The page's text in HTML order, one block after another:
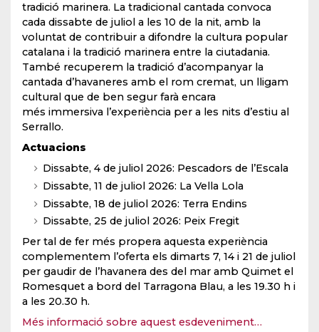
tradició marinera. La tradicional cantada convoca
cada dissabte de juliol a les 10 de la nit, amb la
voluntat de contribuir a difondre la cultura popular
catalana i la tradició marinera entre la ciutadania.
També recuperem la tradició d’acompanyar la
cantada d’havaneres amb el rom cremat, un lligam
cultural que de ben segur farà encara
més immersiva l’experiència per a les nits d’estiu al
Serrallo.
Actuacions
Dissabte, 4 de juliol 2026: Pescadors de l’Escala
Dissabte, 11 de juliol 2026: La Vella Lola
Dissabte, 18 de juliol 2026: Terra Endins
Dissabte, 25 de juliol 2026: Peix Fregit
Per tal de fer més propera aquesta experiència
complementem l’oferta els dimarts 7, 14 i 21 de juliol
per gaudir de l’havanera des del mar amb Quimet el
Romesquet a bord del Tarragona Blau, a les 19.30 h i
a les 20.30 h.
Més informació sobre aquest esdeveniment…